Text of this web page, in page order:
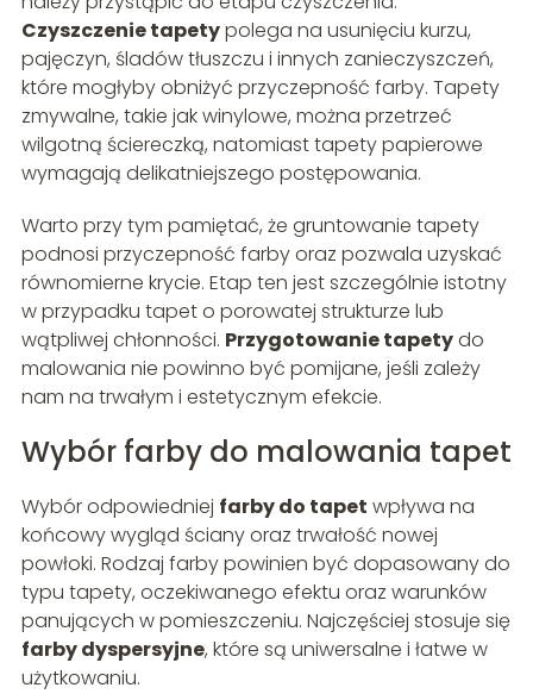
Czyszczenie tapetypolega na usunięciu kurzu,
pajęczyn, śladów tłuszczu i innych zanieczyszczeń,
które mogłyby obniżyć przyczepność farby. Tapety
zmywalne, takie jak winylowe, można przetrzeć
wilgotną ściereczką, natomiast tapety papierowe
wymagają delikatniejszego postępowania.
Warto przy tym pamiętać, że gruntowanie tapety
podnosi przyczepność farby oraz pozwala uzyskać
równomierne krycie. Etap ten jest szczególnie istotny
w przypadku tapet o porowatej strukturze lub
wątpliwej chłonności. Przygotowanie tapetydo
malowania nie powinno być pomijane, jeśli zależy
nam na trwałym i estetycznym efekcie.
Wybór farby do malowania tapet
Wybór odpowiedniej farby do tapet wpływa na
końcowy wygląd ściany oraz trwałość nowej
powłoki. Rodzaj farby powinien być dopasowany do
typu tapety, oczekiwanego efektu oraz warunków
panujących w pomieszczeniu. Najczęściej stosuje się
farby dyspersyjne, które są uniwersalne i łatwe w
użytkowaniu.